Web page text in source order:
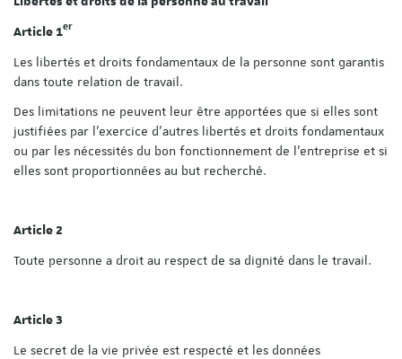
Article 1er
Les libertés et droits fondamentaux de la personne sont garantis
dans toute relation de travail.
Des limitations ne peuvent leur être apportées que si elles sont
justifiées par l'exercice d'autres libertés et droits fondamentaux
ou par les nécessités du bon fonctionnement de l'entreprise et si
elles sont proportionnées au but recherché.
Article 2
Toute personne a droit au respect de sa dignité dans le travail.
Article 3
Le secret de la vie privée est respecté et les données